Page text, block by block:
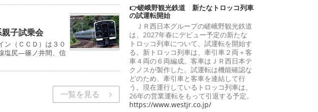
子試乗会
（ＣＣＤ）は３０
塩尻―篠ノ井間、信
一覧を見る
👉嵯峨野観光鉄道 新たなトロッコ列車
の試運転開始
ＪＲ西日本グループの嵯峨野観光鉄道
は、2027年春にデビュー予定の新たな
トロッコ列車について、試運転を開始す
る。新トロッコ列車は、牽引車２両＋客
車４両の６両編成。客車はＪＲ西日本テ
クノスが製作した。試運転は機能確認な
どのため、牽引車と客車を連結して行
う。現在運行しているトロッコ列車は、
26年の営業運転をもって引退する予定。
https://www.westjr.co.jp/